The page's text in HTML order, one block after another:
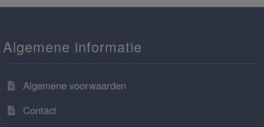
Algemene informatie
Algemene voorwaarden
Contact